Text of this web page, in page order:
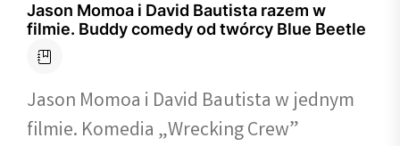
Jason Momoa i David Bautista razem w
filmie. Buddy comedy od twórcy Blue Beetle
Jason Momoa i David Bautista w jednym
filmie. Komedia „Wrecking Crew”